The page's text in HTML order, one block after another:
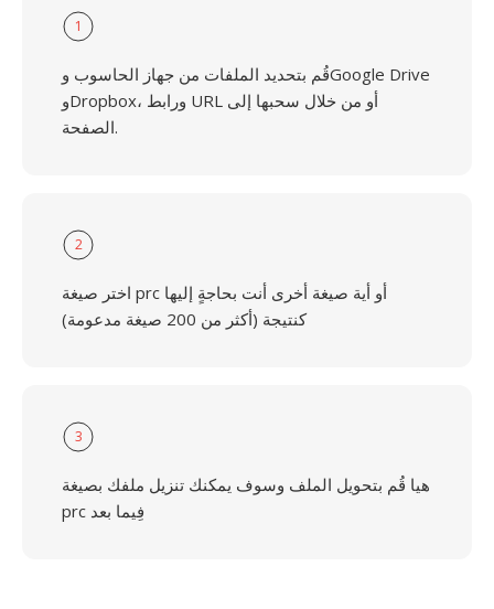
1
قُم بتحديد الملفات من جهاز الحاسوب وGoogle Drive
وDropbox، ورابط URL أو من خلال سحبها إلى
الصفحة.
2
اختر صيغة prc أو أية صيغة أخرى أنت بحاجةٍ إليها
كنتيجة (أكثر من 200 صيغة مدعومة)
3
هيا قُم بتحويل الملف وسوف يمكنك تنزيل ملفك بصيغة
prc فِيما بعد